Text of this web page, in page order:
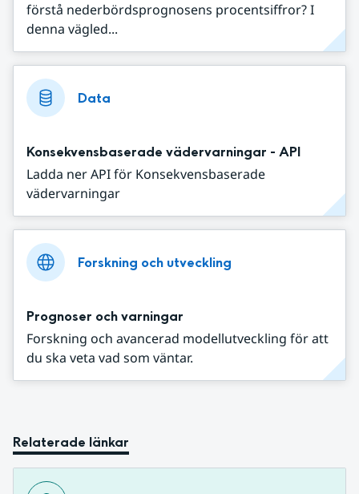
förstå nederbördsprognosens procentsiffror? I
denna vägled...
Data
Konsekvensbaserade vädervarningar - API
Ladda ner API för Konsekvensbaserade
vädervarningar
Forskning och utveckling
Prognoser och varningar
Forskning och avancerad modellutveckling för att
du ska veta vad som väntar.
Relaterade länkar